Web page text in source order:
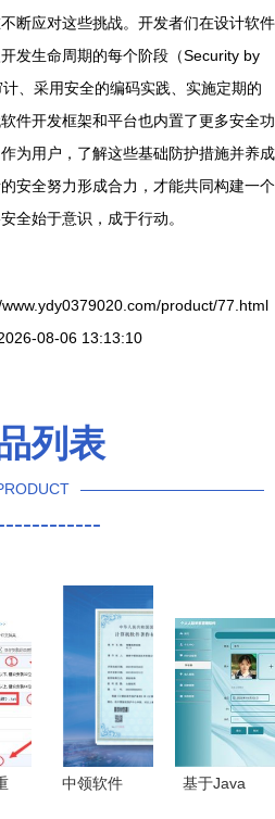
断应对这些挑战。开发者们在设计软件
发生命周期的每个阶段（Security by
、采用安全的编码实践、实施定期的
件开发框架和平台也内置了更多安全功
为用户，了解这些基础防护措施并养成
安全努力形成合力，才能共同构建一个
全始于意识，成于行动。
product/77.html
08-06 13:13:10
列表
中领软件
基于Java